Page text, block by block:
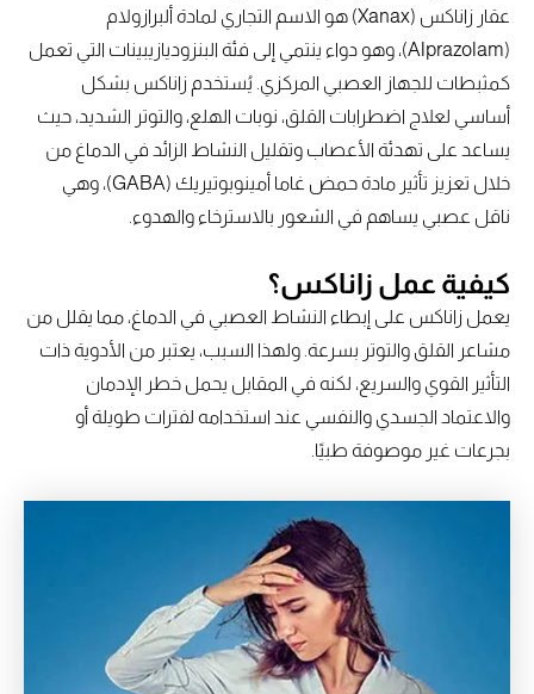
عقار زاناكس (Xanax) هو الاسم التجاري لمادة ألبرازولام
(Alprazolam)، وهو دواء ينتمي إلى فئة البنزوديازيبينات التي تعمل
كمثبطات للجهاز العصبي المركزي. يُستخدم زاناكس بشكل
أساسي لعلاج اضطرابات القلق، نوبات الهلع، والتوتر الشديد، حيث
يساعد على تهدئة الأعصاب وتقليل النشاط الزائد في الدماغ من
خلال تعزيز تأثير مادة حمض غاما أمينوبوتيريك (GABA)، وهي
ناقل عصبي يساهم في الشعور بالاسترخاء والهدوء.
كيفية عمل زاناكس؟
يعمل زاناكس على إبطاء النشاط العصبي في الدماغ، مما يقلل من
مشاعر القلق والتوتر بسرعة. ولهذا السبب، يعتبر من الأدوية ذات
التأثير القوي والسريع، لكنه في المقابل يحمل خطر الإدمان
والاعتماد الجسدي والنفسي عند استخدامه لفترات طويلة أو
بجرعات غير موصوفة طبيًا.